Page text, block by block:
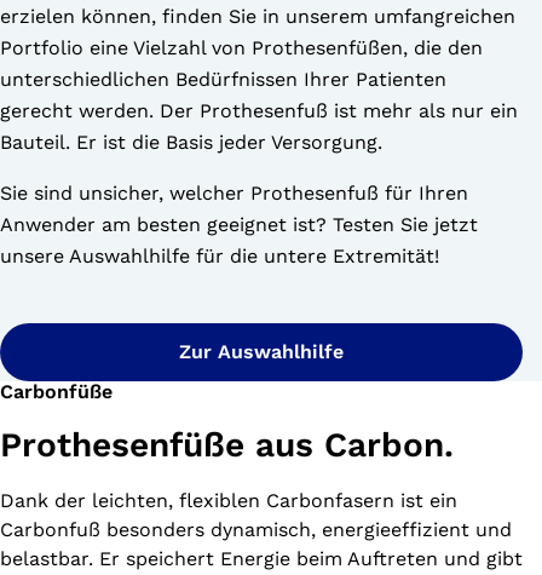
erzielen können, finden Sie in unserem umfangreichen
Portfolio eine Vielzahl von Prothesenfüßen, die den
unterschiedlichen Bedürfnissen Ihrer Patienten
gerecht werden. Der Prothesenfuß ist mehr als nur ein
Bauteil. Er ist die Basis jeder Versorgung.
Sie sind unsicher, welcher Prothesenfuß für Ihren
Anwender am besten geeignet ist? Testen Sie jetzt
unsere Auswahlhilfe für die untere Extremität!
Zur Auswahlhilfe
Carbonfüße
Prothesenfüße aus Carbon.
Dank der leichten, flexiblen Carbonfasern ist ein
Carbonfuß besonders dynamisch, energieeffizient und
belastbar. Er speichert Energie beim Auftreten und gibt